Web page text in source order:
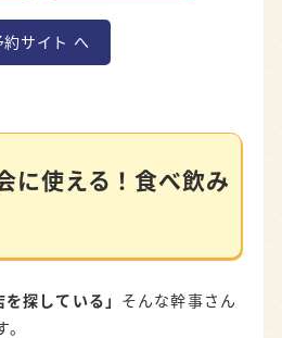
約サイト へ
に使える！食べ飲み
探している」 そんな幹事さん